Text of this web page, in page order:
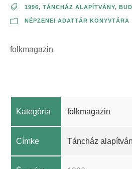
1996, TÁNCHÁZ ALAPÍTVÁNY,
NÉPZENEI ADATTÁR KÖNYVTÁRA
folkmagazin
Kategória folkmagazin
Címke Táncház